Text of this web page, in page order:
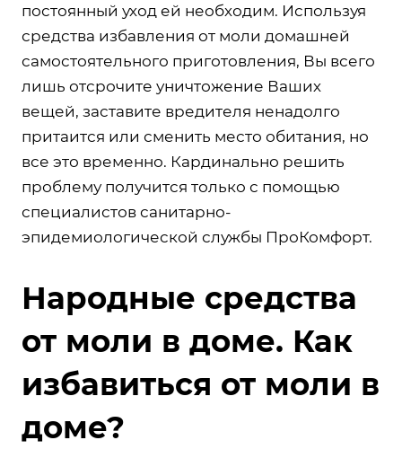
постоянный уход ей необходим. Используя
средства избавления от моли домашней
самостоятельного приготовления, Вы всего
лишь отсрочите уничтожение Ваших
вещей, заставите вредителя ненадолго
притаится или сменить место обитания, но
все это временно. Кардинально решить
проблему получится только с помощью
специалистов санитарно-
эпидемиологической службы ПроКомфорт.
Народные средства
от моли в доме. Как
избавиться от моли в
доме?